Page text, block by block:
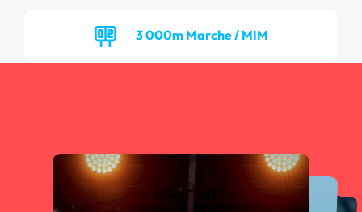
3 000m Marche / MIM